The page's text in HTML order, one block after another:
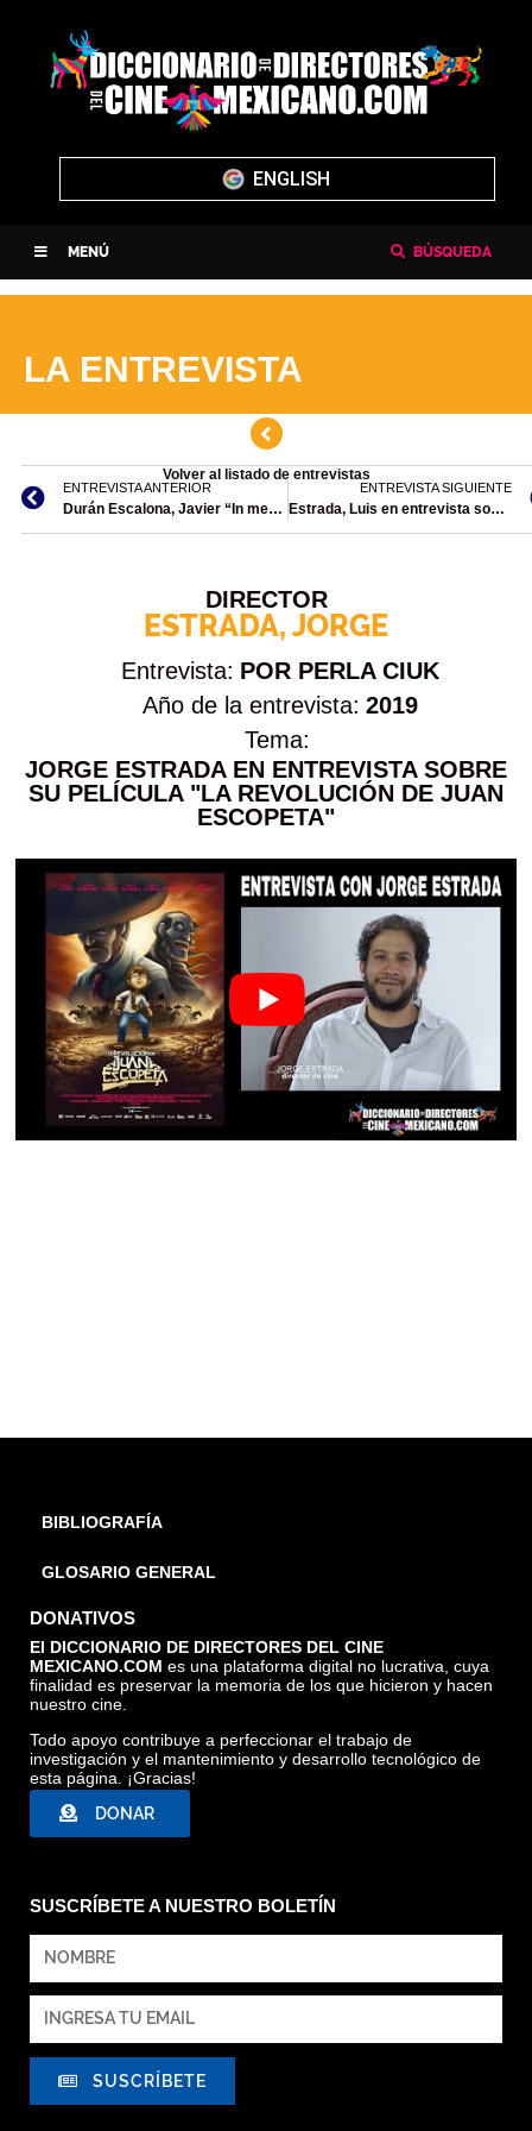
ENGLISH
MENÚ BÚSQUEDA
LA ENTREVISTA
Volver al listado de entrevistas
ENTREVISTA ANTERIOR
Durán Escalona, Javier “In memoriam”, director de Sexy Comedias
ENTREVISTA SIGUIENTE
Estrada, Luis en entrevista sobre la película ¡QUE VIVA MÉXICO!
DIRECTOR
ESTRADA, JORGE
Entrevista: POR PERLA CIUK
Año de la entrevista: 2019
Tema:
JORGE ESTRADA EN ENTREVISTA SOBRE
SU PELÍCULA "LA REVOLUCIÓN DE JUAN
ESCOPETA"
BIBLIOGRAFÍA
GLOSARIO GENERAL
DONATIVOS
El DICCIONARIO DE DIRECTORES DEL CINE
MEXICANO.COM es una plataforma digital no lucrativa, cuya
finalidad es preservar la memoria de los que hicieron y hacen
nuestro cine.
Todo apoyo contribuye a perfeccionar el trabajo de
investigación y el mantenimiento y desarrollo tecnológico de
esta página. ¡Gracias!
DONAR
SUSCRÍBETE A NUESTRO BOLETÍN
SUSCRÍBETE